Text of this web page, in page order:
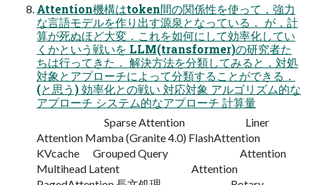
Attention機構はtoken間の関係性を使って，強力
な言語モデルを作り出す源泉となっている． が，計
算が死ぬほど大変．これを如何にして効率化してい
くかという戦いを LLM(transformer)の研究者た
ちは行ってきた． 解決方法を分類してみると，対処
対象とアプローチによって分類することができる．
(と思う) 効率化との戦い 対応対象 アルゴリズム的な
アプローチ システム的なアプローチ 計算量
Sparse Attention Liner
Attention Mamba (Granite 4.0) FlashAttention
KVcache Grouped Query Attention
Multihead Latent Attention